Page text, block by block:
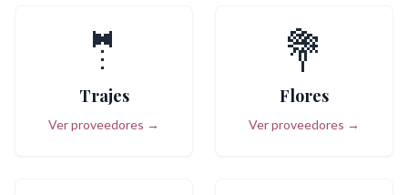
🤵
Trajes
Ver proveedores →
💐
Flores
Ver proveedores →